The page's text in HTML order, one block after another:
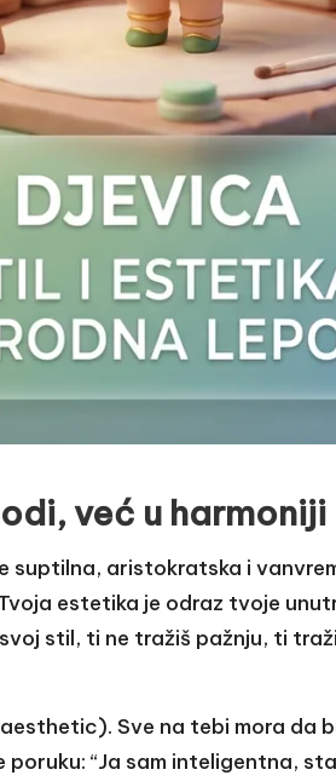
već u harmoniji
aristokratska i
estetika je odraz tvoje
stil, ti ne tražiš pažnju, ti
Sve na tebi mora da
“Ja sam inteligentna,